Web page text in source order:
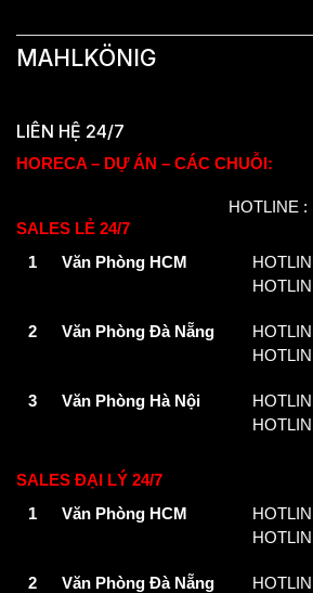
MAHLKÖNIG
LIÊN HỆ 24/7
HORECA – DỰ ÁN – CÁC CHUỖI:
HOTLINE : 0902
SALES LẺ 24/7
1
Văn Phòng HCM
2 Văn Phòng Đà Nẵng
3 Văn Phòng Hà Nội
SALES ĐẠI LÝ 24/7
1
Văn Phòng HCM
2 Văn Phòng Đà Nẵng